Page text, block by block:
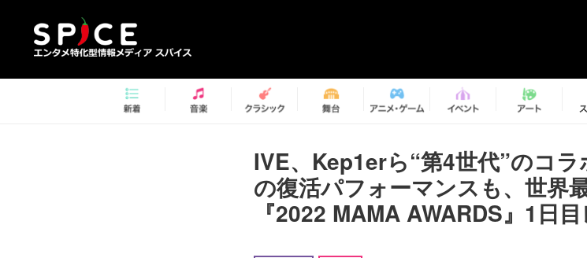
IVE、Kep1erら“第4世代”のコ
の復活パフォーマンスも、世界
『2022 MAMA AWARDS』1日